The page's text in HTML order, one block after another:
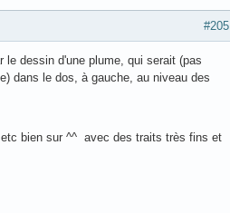
#205
dessin d'une plume, qui serait (pas
dans le dos, à gauche, au niveau des
etc bien sur ^^ avec des traits très fins et